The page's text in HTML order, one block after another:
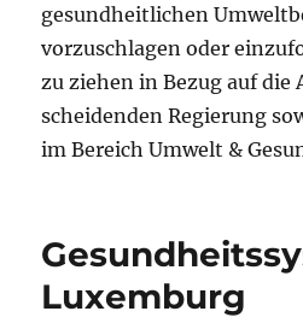
gesundheitlichen
vorzuschlagen oder
zu ziehen in Bezug auf die
scheidenden Regierung
im Bereich Umwelt &
Luxemburg